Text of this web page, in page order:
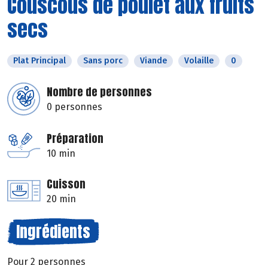
secs
Plat Principal Sans porc Viande Volaille 0
Nombre de personnes
0 personnes
Préparation
10 min
Cuisson
20 min
Ingrédients
Pour 2 personnes